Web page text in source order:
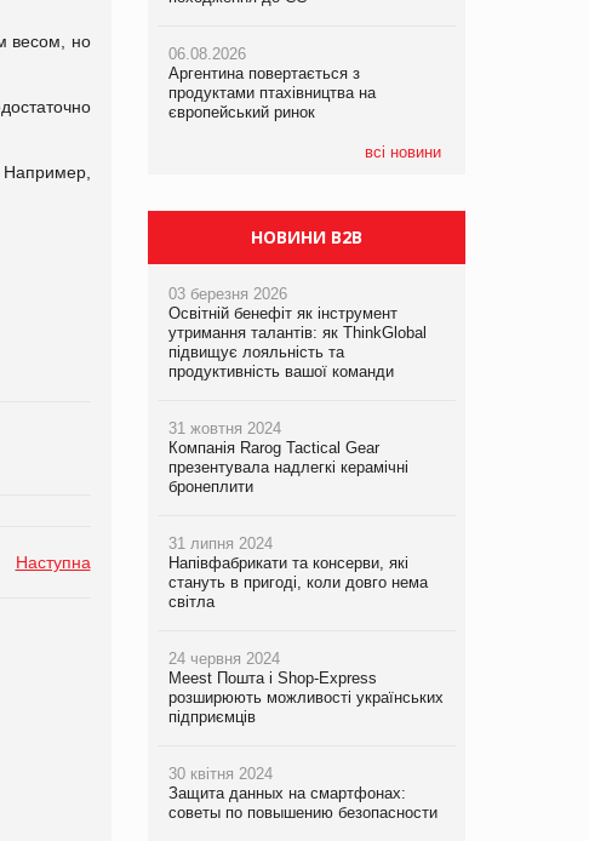
весом, но
Наступна
06.08.2026
Аргентина повертається з
продуктами птахівництва на
європейський ринок
всі новини
06.08.2026
Аргентина повертається з
продуктами птахівництва на
європейський ринок
06.08.2026
Аргентина повертається з
продуктами птахівництва на
європейський ринок
НОВИНИ B2B
03 березня 2026
Освітній бенефіт як інструмент
утримання талантів: як ThinkGlobal
підвищує лояльність та
продуктивність вашої команди
31 жовтня 2024
Компанія Rarog Tactical Gear
презентувала надлегкі керамічні
бронеплити
31 липня 2024
Напівфабрикати та консерви, які
стануть в пригоді, коли довго нема
світла
24 червня 2024
Meest Пошта і Shop-Express
розширюють можливості українських
підприємців
30 квітня 2024
Защита данных на смартфонах:
советы по повышению безопасности